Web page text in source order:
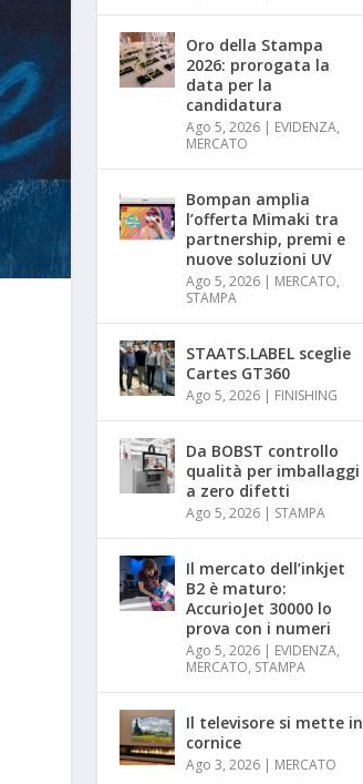
Oro della Stampa
2026: prorogata la
data per la
candidatura
Ago 5, 2026 | EVIDENZA,
MERCATO
Bompan amplia
l’offerta Mimaki tra
partnership, premi e
nuove soluzioni UV
Ago 5, 2026 | MERCATO,
STAMPA
STAATS.LABEL sceglie
Cartes GT360
Ago 5, 2026 | FINISHING
Da BOBST controllo
qualità per imballaggi
a zero difetti
Ago 5, 2026 | STAMPA
Il mercato dell’inkjet
B2 è maturo:
AccurioJet 30000 lo
prova con i numeri
Ago 5, 2026 | EVIDENZA,
MERCATO, STAMPA
Il televisore si mette in
cornice
Ago 3, 2026 | MERCATO